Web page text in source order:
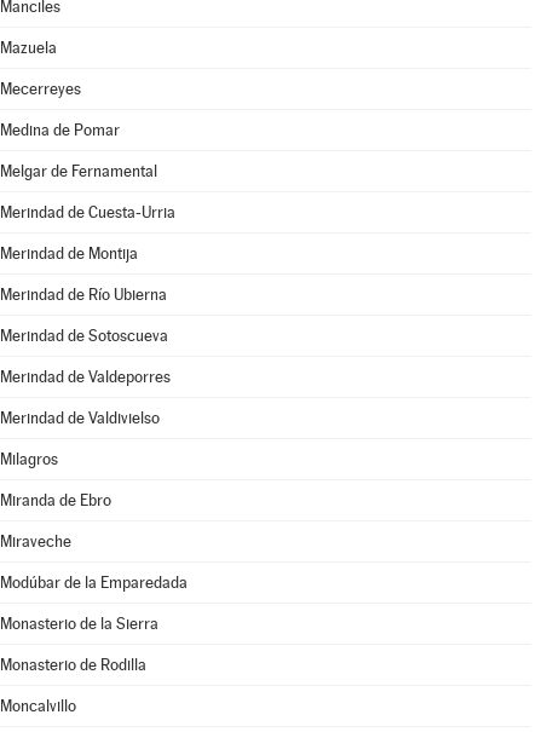
Manciles
Mazuela
Mecerreyes
Medina de Pomar
Melgar de Fernamental
Merindad de Cuesta-Urria
Merindad de Montija
Merindad de Río Ubierna
Merindad de Sotoscueva
Merindad de Valdeporres
Merindad de Valdivielso
Milagros
Miranda de Ebro
Miraveche
Modúbar de la Emparedada
Monasterio de la Sierra
Monasterio de Rodilla
Moncalvillo